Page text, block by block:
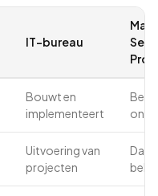
IT-bureau
Bouwt en
implementeert
Uitvoering van
projecten